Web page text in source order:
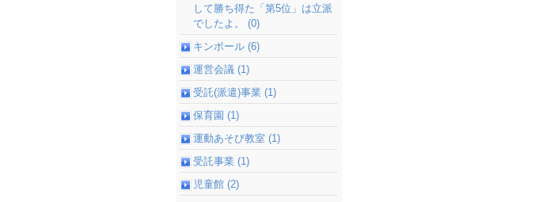
して勝ち得た「第5位」は立派
でしたよ。 (0)
キンボール (6)
運営会議 (1)
受託(派遣)事業 (1)
保育園 (1)
運動あそび教室 (1)
受託事業 (1)
児童館 (2)